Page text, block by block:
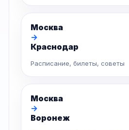
Москва
→
Краснодар
Расписание, билеты, советы
Москва
→
Воронеж